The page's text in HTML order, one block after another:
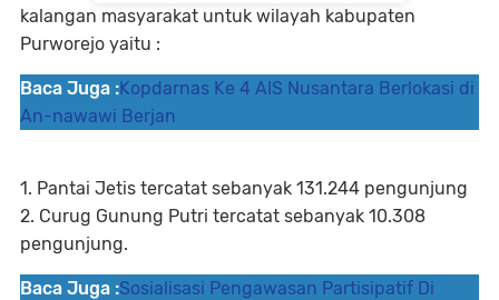
kalangan masyarakat untuk wilayah kabupaten
Purworejo yaitu :
Baca Juga :Kopdarnas Ke 4 AIS Nusantara Berlokasi di
An-nawawi Berjan
1. Pantai Jetis tercatat sebanyak 131.244 pengunjung
2. Curug Gunung Putri tercatat sebanyak 10.308
pengunjung.
Baca Juga :Sosialisasi Pengawasan Partisipatif Di